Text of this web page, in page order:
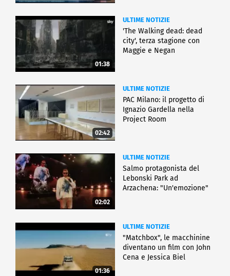
01:38
ULTIME NOTIZIE
'The Walking dead: dead
city', terza stagione con
Maggie e Negan
02:42
ULTIME NOTIZIE
PAC Milano: il progetto di
Ignazio Gardella nella
Project Room
02:02
ULTIME NOTIZIE
Salmo protagonista del
Lebonski Park ad
Arzachena: "Un'emozione"
01:36
ULTIME NOTIZIE
"Matchbox", le macchinine
diventano un film con John
Cena e Jessica Biel